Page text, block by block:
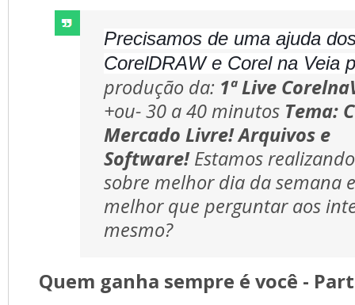
Precisamos de uma ajuda
CorelDRAW e Corel na Veia
produção da: 1ª Live
+ou- 30 a 40 minutos Tema:
Mercado Livre! Arquivos e
Software!Estamos
sobre melhor dia da semana
melhor que perguntar aos
mesmo?
Quem ganha sempre é você -